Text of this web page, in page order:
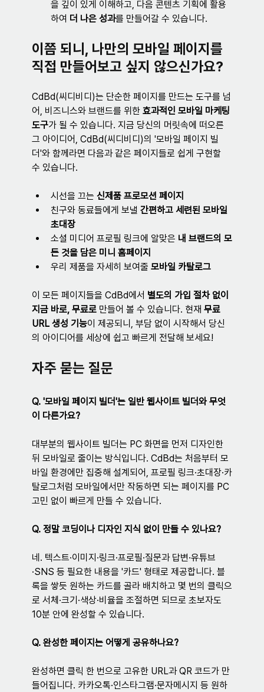
을 깊이 있게 이해하고, 다음 콘텐츠 기획에 활용
하여 더 나은 성과를 만들어갈 수 있습니다.
이쯤 되니, 나만의 모바일 페이지를
직접 만들어보고 싶지 않으신가요?
CdBd(씨디비디)는 단순한 페이지를 만드는 도구를 넘
어, 비즈니스와 브랜드를 위한 효과적인 모바일 마케팅
도구가 될 수 있습니다. 지금 당신의 머릿속에 떠오른
그 아이디어, CdBd(씨디비디)의 '모바일 페이지 빌
더'와 함께라면 다음과 같은 페이지들로 쉽게 구현할
수 있습니다.
시선을 끄는 신제품 프로모션 페이지
친구와 동료들에게 보낼 간편하고 세련된 모바일
초대장
소셜 미디어 프로필 링크에 알맞은 내 브랜드의 모
든 것을 담은 미니 홈페이지
우리 제품을 자세히 보여줄 모바일 카탈로그
이 모든 페이지들을 CdBd에서 별도의 가입 절차 없이
지금 바로, 무료로 만들어 볼 수 있습니다. 현재 무료
URL 생성 기능이 제공되니, 부담 없이 시작해서 당신
의 아이디어를 세상에 쉽고 빠르게 전달해 보세요!
자주 묻는 질문
Q. '모바일 페이지 빌더'는 일반 웹사이트 빌더와 무엇
이 다른가요?
대부분의 웹사이트 빌더는 PC 화면을 먼저 디자인한
뒤 모바일로 줄이는 방식입니다. CdBd는 처음부터 모
바일 환경에만 집중해 설계되어, 프로필 링크·초대장·카
탈로그처럼 모바일에서만 작동하면 되는 페이지를 PC
고민 없이 빠르게 만들 수 있습니다.
Q. 정말 코딩이나 디자인 지식 없이 만들 수 있나요?
네. 텍스트·이미지·링크·프로필·질문과 답변·유튜브
·SNS 등 필요한 내용을 '카드' 형태로 제공합니다. 블
록을 쌓듯 원하는 카드를 골라 배치하고 몇 번의 클릭으
로 서체·크기·색상·비율을 조절하면 되므로 초보자도
10분 안에 완성할 수 있습니다.
Q. 완성한 페이지는 어떻게 공유하나요?
완성하면 클릭 한 번으로 고유한 URL과 QR 코드가 만
들어집니다. 카카오톡·인스타그램·문자메시지 등 원하